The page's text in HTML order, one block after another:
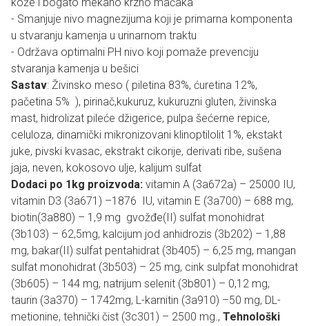
- Smanjuje nivo magnezijuma koji je primarna komponenta
u stvaranju kamenja u urinarnom traktu
- Održava optimalni PH nivo koji pomaže prevenciju
stvaranja kamenja u bešici
Sastav: Živinsko meso ( piletina 83%, ćuretina 12%,
pačetina 5% ), pirinač,kukuruz, kukuruzni gluten, živinska
mast, hidrolizat pileće džigerice, pulpa šećerne repice,
celuloza, dinamički mikronizovani klinoptilolit 1%, ekstakt
juke, pivski kvasac, ekstrakt cikorije, derivati ribe, sušena
jaja, neven, kokosovo ulje, kalijum sulfat
Dodaci po 1kg proizvoda: vitamin A (3a672a) – 25000 IU,
vitamin D3 (3a671) –1876 IU, vitamin E (3a700) – 688 mg,
biotin(3a880) – 1,9 mg gvožđe(II) sulfat monohidrat
(3b103) – 62,5mg, kalcijum jod anhidrozis (3b202) – 1,88
mg, bakar(II) sulfat pentahidrat (3b405) – 6,25 mg, mangan
sulfat monohidrat (3b503) – 25 mg, cink sulpfat monohidrat
(3b605) – 144 mg, natrijum selenit (3b801) – 0,12 mg,
taurin (3a370) – 1742mg, L-karnitin (3a910) –50 mg, DL-
metionine, tehnički čist (3c301) – 2500 mg., Tehnološki